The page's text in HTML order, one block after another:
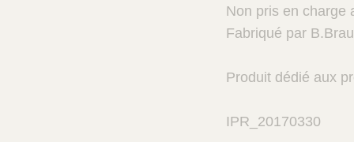
Non pris en charge
Fabriqué par
Produit dédié aux
IPR_20170330